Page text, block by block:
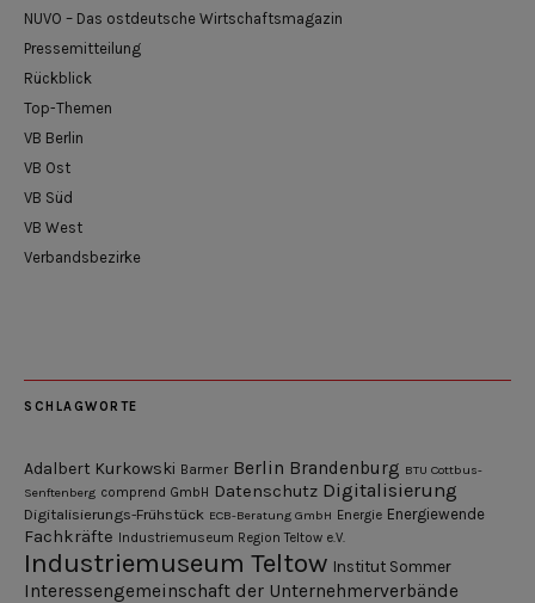
NUVO – Das ostdeutsche Wirtschaftsmagazin
Pressemitteilung
Rückblick
Top-Themen
VB Berlin
VB Ost
VB Süd
VB West
Verbandsbezirke
SCHLAGWORTE
Adalbert Kurkowski Barmer Berlin Brandenburg BTU Cottbus-
Senftenberg comprend GmbH Datenschutz Digitalisierung
Digitalisierungs-Frühstück ECB-Beratung GmbH Energie Energiewende
Fachkräfte Industriemuseum Region Teltow e.V.
Industriemuseum Teltow Institut Sommer
Interessengemeinschaft der Unternehmerverbände